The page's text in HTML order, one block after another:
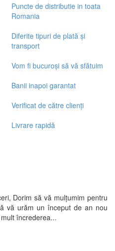
Puncte de distributie in toata
Romania
Diferite tipuri de plată și
transport
Vom fi bucuroși să vă sfătuim
Banii inapoi garantat
Verificat de către clienți
Livrare rapidă
Dorim să vă mulțumim pentru
vă urăm un început de an nou
încrederea...